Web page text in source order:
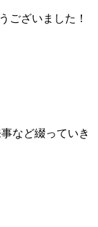
ございました！
など綴っていき